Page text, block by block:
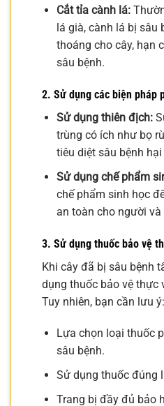
Cắt tỉa cành lá:
lá già, cành lá bị
thoáng cho cây, hạn
sâu bệnh.
2. Sử dụng các biện pháp
Sử dụng thiên địch:
trùng có ích như bọ
tiêu diệt sâu bệnh hại
Sử dụng chế phẩm
chế phẩm sinh học
an toàn cho người
3. Sử dụng thuốc bảo vệ
Khi cây đã bị sâu bệnh
dụng thuốc bảo vệ thực
Tuy nhiên, bạn cần lưu ý:
Lựa chọn loại thuốc
sâu bệnh.
Sử dụng thuốc đúng
Trang bị đầy đủ bảo